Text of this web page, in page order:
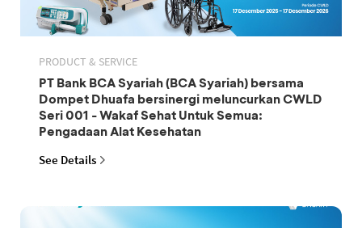
PRODUCT & SERVICE
PT Bank BCA Syariah (BCA Syariah) bersama
Dompet Dhuafa bersinergi meluncurkan CWLD
Seri 001 - Wakaf Sehat Untuk Semua:
Pengadaan Alat Kesehatan
See Details